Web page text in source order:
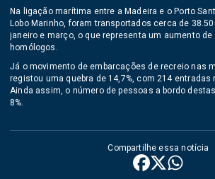
Na ligação marítima entre a Madeira e o Porto
Lobo Marinho, foram transportados cerca de
janeiro e março, o que representa um aumento de
homólogos.
Já o movimento de embarcações de recreio nas
registou uma quebra de 14,7%, com 214 entradas
Ainda assim, o número de pessoas a bordo
8%.
Compartilhe essa notícia